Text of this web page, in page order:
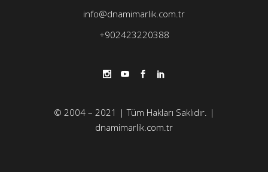
info@dnamimarlik.com.tr
+902423220388
© 2004 – 2021 | Tüm Hakları Saklıdır. |
dnamimarlik.com.tr